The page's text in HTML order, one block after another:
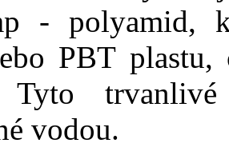
- polyamid,
PBT
Tyto
vodou.